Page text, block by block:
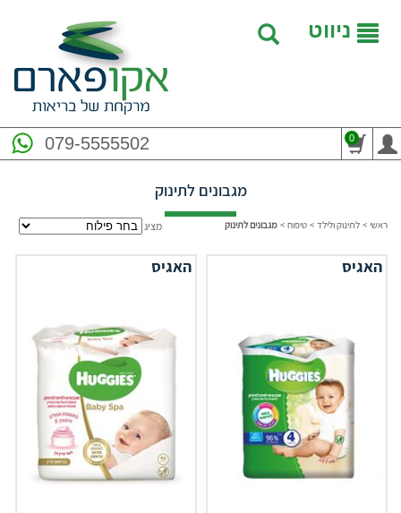
ניווט
079-5555502 0
מגבונים לתינוק
ראשי > לתינוק ולילד > טיפוח > מגבונים לתינוק מציג
האגיס האגיס